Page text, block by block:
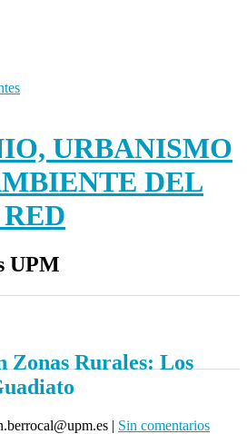
URBANISMO
DEL
UPM
Zonas Rurales: Los
| Sin comentarios